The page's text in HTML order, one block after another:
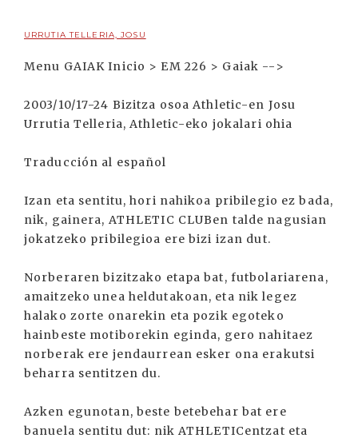
URRUTIA TELLERIA, JOSU
Menu GAIAK Inicio > EM 226 > Gaiak -->
2003/10/17-24 Bizitza osoa Athletic-en Josu
Urrutia Telleria, Athletic-eko jokalari ohia
Traducción al español
Izan eta sentitu, hori nahikoa pribilegio ez bada,
nik, gainera, ATHLETIC CLUBen talde nagusian
jokatzeko pribilegioa ere bizi izan dut.
Norberaren bizitzako etapa bat, futbolariarena,
amaitzeko unea heldutakoan, eta nik legez
halako zorte onarekin eta pozik egoteko
hainbeste motiborekin eginda, gero nahitaez
norberak ere jendaurrean esker ona erakutsi
beharra sentitzen du.
Azken egunotan, beste betebehar bat ere
banuela sentitu dut: nik ATHLETICentzat eta